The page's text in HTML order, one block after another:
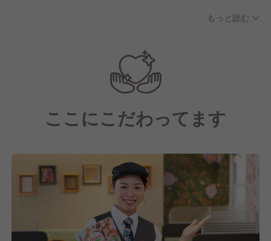
互いに支え合う社風です。
中途入社者も新卒入社者と同様の研修を受ける機会が
同期入社の方と横の繋がりを作れる機会があります。
困ったときには、地域の教育担当者や先輩社員がサポ
ートしてくれるので、経験が浅い方でも安心して働け
≪こんな方を歓迎します≫
・理念に共感し、会社と共に成長しつづけてくれる方
・接客が好きで、笑顔でお客様対応をできる方
・協調性があり、チームワークを大切にできる方
・コミュニケーション能力に自信のある方
もっと読む
ここにこだわってます